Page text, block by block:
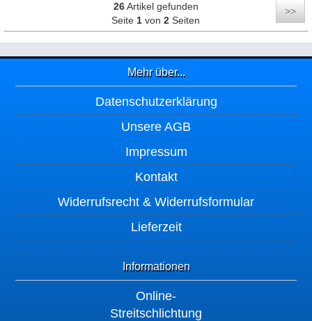
26Artikel gefunden
Seite 1 von2 Seiten
>>
Mehr über...
Datenschutzerklärung
Unsere AGB
Impressum
Kontakt
Widerrufsrecht & Widerrufsformular
Lieferzeit
Informationen
Online-
Streitschlichtung